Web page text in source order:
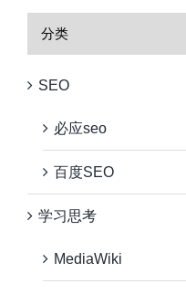
分类
SEO
必应seo
百度SEO
学习思考
MediaWiki